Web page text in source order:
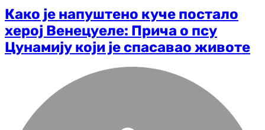
Како је напуштено куче постало
херој Венецуеле: Прича о псу
Цунамију који је спасавао животе